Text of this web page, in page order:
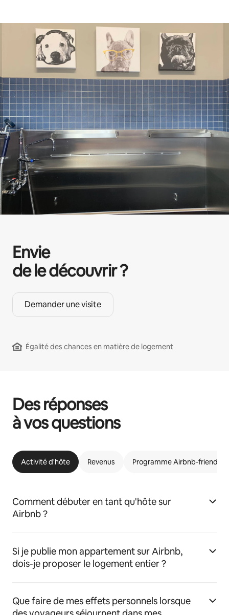
Envie
de le découvrir ?
Demander une visite
Égalité des chances en matière de logement
Des réponses
à vos questions
Activité d'hôte Revenus Programme Airbnb-friendly
Comment débuter en tant qu'hôte sur
Airbnb ?
Si je publie mon appartement sur Airbnb,
dois-je proposer le logement entier ?
Que faire de mes effets personnels lorsque